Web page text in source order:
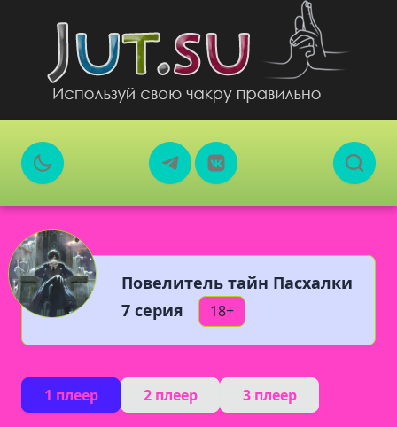
Повелитель тайн Пасхалки
7 серия
18+
1 плеер 2 плеер 3 плеер